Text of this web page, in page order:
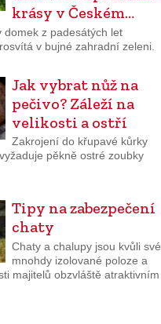
krásy v Českém…
domek z padesátých let
v bujné zahradní zeleni.
Jak vybrat nůž na
pečivo? Záleží na
velikosti a ostří
Zakrojení do křupavé kůrky
pěkně ostré zoubky
Tipy na zabezpečení
chaty
Chaty a chalupy jsou kvůli své
mnohdy izolované poloze a
majitelů obzvláště atraktivním